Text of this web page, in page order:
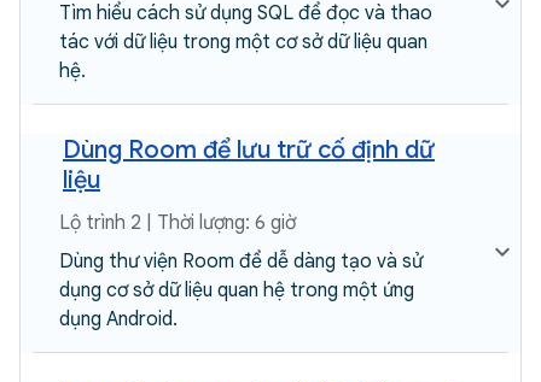
Tìm hiểu cách sử dụng SQL để đọc và thao
tác với dữ liệu trong một cơ sở dữ liệu quan
hệ.
Dùng Room để lưu trữ cố định dữ
liệu
Lộ trình 2 | Thời lượng: 6 giờ
Dùng thư viện Room để dễ dàng tạo và sử
dụng cơ sở dữ liệu quan hệ trong một ứng
dụng Android.